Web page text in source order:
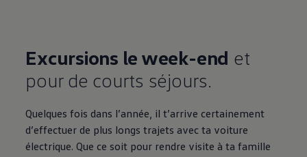
Excursions le week-end et
pour de courts séjours.
Quelques fois dans l’année, il t’arrive certainement
d’effectuer de plus longs trajets avec ta voiture
électrique. Que ce soit pour rendre visite à ta famille